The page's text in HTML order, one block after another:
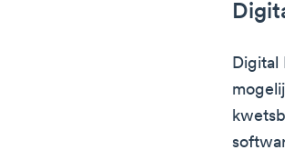
Digital